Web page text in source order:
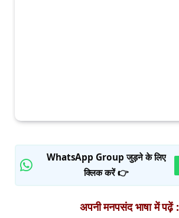
WhatsApp Group जुड़ने के लिए
क्लिक करें 👉
अपनी मनपसंद भाषा में पढ़ें :